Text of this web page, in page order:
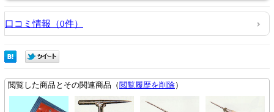
口コミ情報（0件）